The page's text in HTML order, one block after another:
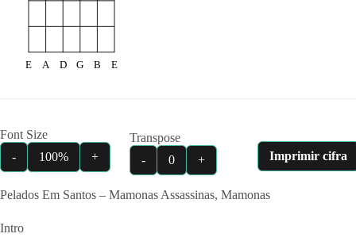
E A D G B E
Font Size
-
100% +
Transpose
-
0 + Imprimir cifra
Pelados Em Santos – Mamonas Assassinas, Mamonas
Intro